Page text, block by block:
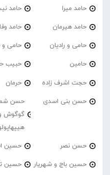
حامد میرا حامد
حامد هیرمان حامد
حامی و رادیان حامی
حامین حبیب
حجت اشرف زاده حرمان
حسن بنی اسدی
حسن
گوگوش
حسن نصر حسین
حسین باج و شهریار حسین